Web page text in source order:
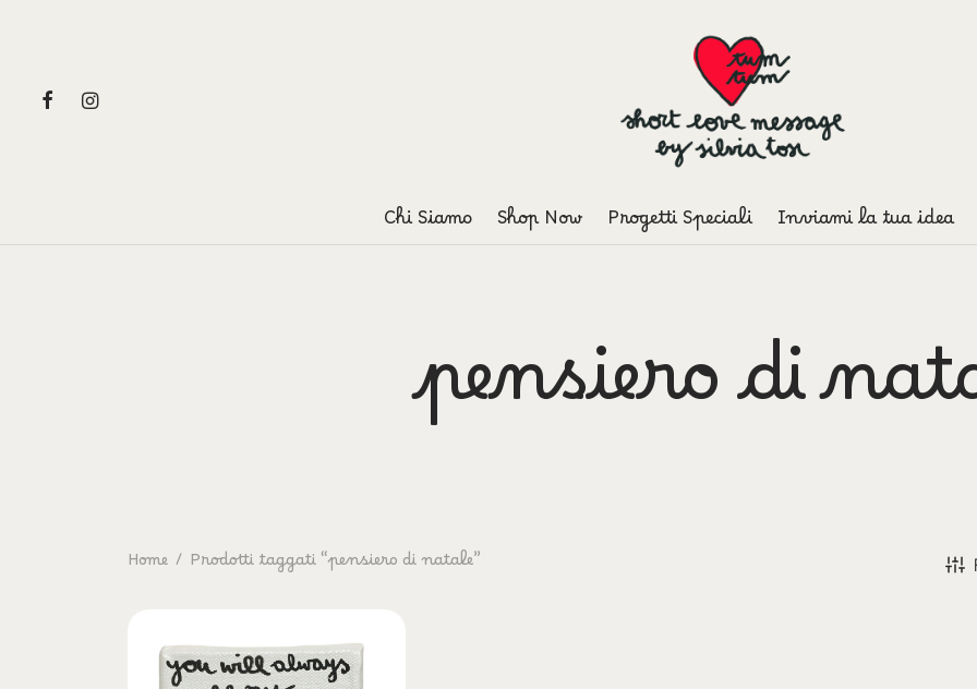
Chi Siamo Shop Now Progetti Speciali Inviami la tua idea
pensiero di
Home / Prodotti taggati “pensiero di natale”